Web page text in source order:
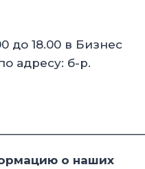
до 18.00 в Бизнес
адресу: б-р.
о наших